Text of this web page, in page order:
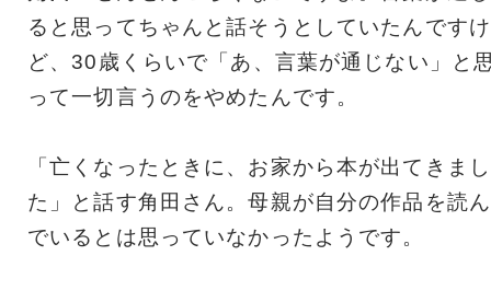
ると思ってちゃんと話そうとしていたんですけ
ど、30歳くらいで「あ、言葉が通じない」と
って一切言うのをやめたんです。
「亡くなったときに、お家から本が出てきまし
た」と話す角田さん。母親が自分の作品を読ん
でいるとは思っていなかったようです。